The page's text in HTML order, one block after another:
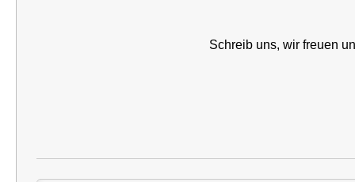
Schreib uns, wir freuen